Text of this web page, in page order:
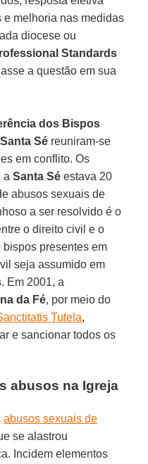
e melhoria nas medidas
diocese ou
Standards
a questão em sua
dos Bispos
Santa Sé reuniram-se
em conflito. Os
aSanta Sé estava 20
abusos sexuais de
a ser resolvido é o
o direito civil e o
presentes em
seja assumido em
Em 2001, a
da Fé, por meio do
Tutela,
e sancionar todos os
abusos na Igreja
abusos sexuais de
se alastrou
Incidem elementos